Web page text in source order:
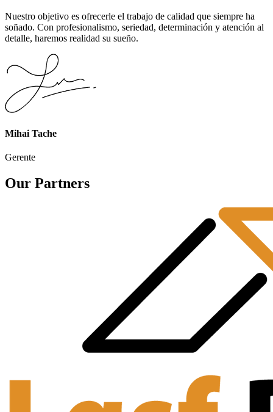
Nuestro objetivo es ofrecerle el trabajo de calidad que siempre ha
soñado. Con profesionalismo, seriedad, determinación y atención al
detalle, haremos realidad su sueño.
Mihai Tache
Gerente
Our Partners